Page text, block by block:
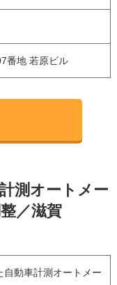
番地 若原ビル
測オートメー
／滋賀
自動車計測オートメー